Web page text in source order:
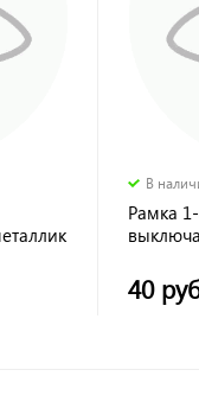
В
Рамка
40